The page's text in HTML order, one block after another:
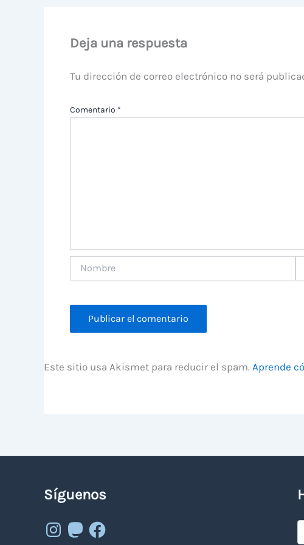
Deja una respuesta
Tu dirección de correo electrónico no será
Comentario *
Este sitio usa Akismet para reducir el spam. Aprende
Síguenos
Instagram
MastodonFacebook